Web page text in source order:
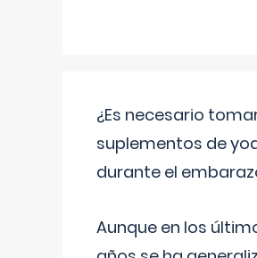
¿Es necesario
suplementos de
durante el
Aunque en los